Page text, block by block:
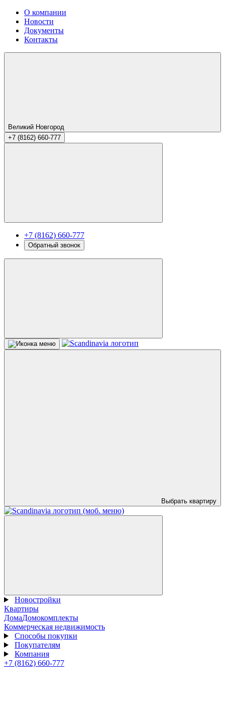
О компании
Новости
Документы
Контакты
Великий Новгород
+7 (8162) 660-777
+7 (8162) 660-777
Обратный звонок
Выбрать квартиру
Новостройки
Квартиры
ДомаДомокомплекты
Коммерческая недвижимость
Способы покупки
Покупателям
Компания
+7 (8162) 660-777